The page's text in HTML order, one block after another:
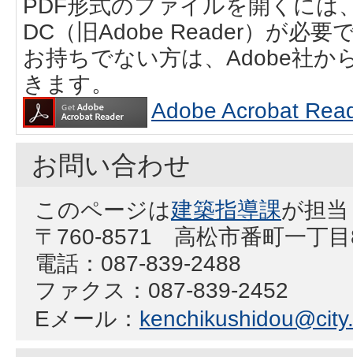
PDF形式のファイルを開くには
DC（旧Adobe Reader）が必要
お持ちでない方は、Adobe社か
きます。
Adobe Acrobat
お問い合わせ
このページは建築指導課が担
〒760-8571 高松市番町一丁
電話：087-839-2488
ファクス：087-839-2452
Eメール：